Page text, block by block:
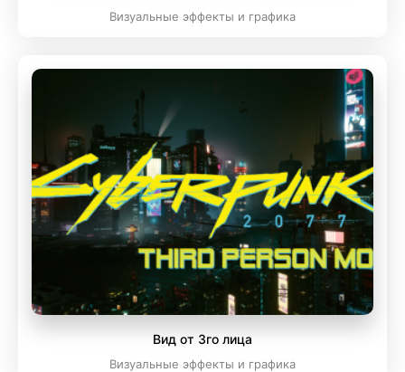
Визуальные эффекты и графика
Вид от 3го лица
Визуальные эффекты и графика